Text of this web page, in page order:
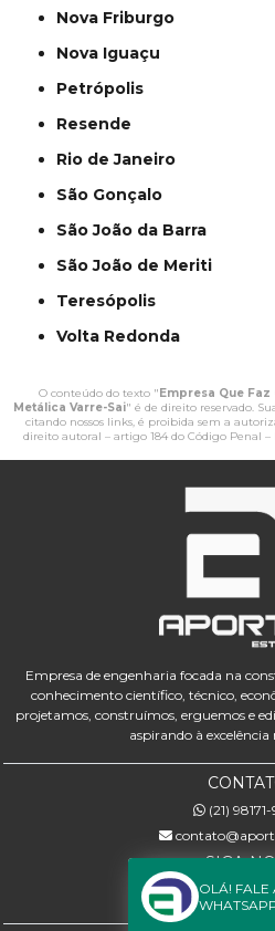
Nova Friburgo
Nova Iguaçu
Petrópolis
Resende
Rio de Janeiro
São Gonçalo
São João da Barra
São João de Meriti
Teresópolis
Volta Redonda
O conteúdo do texto " Empresa Que
Metálica Varre-Sai" é de direito reservado.
citando nossos links, é proibida sem a
direito autoral – artigo 184 do Código Penal –
Empresa de engenharia focada na
conhecimento científico, técnico,
projetamos, construímos, erguemos e
aspirando à excelência
(21)
SIGA-
OLÁ! FALE